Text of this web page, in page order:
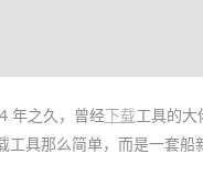
年之久，曾经下载工具的大
工具那么简单，而是一套船